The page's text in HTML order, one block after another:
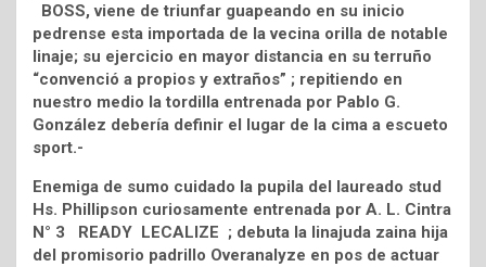
BOSS, viene de triunfar guapeando en su inicio
pedrense esta importada de la vecina orilla de notable
linaje; su ejercicio en mayor distancia en su terruño
“convenció a propios y extraños” ; repitiendo en
nuestro medio la tordilla entrenada por Pablo G.
González debería definir el lugar de la cima a escueto
sport.-
Enemiga de sumo cuidado la pupila del laureado stud
Hs. Phillipson curiosamente entrenada por A. L. Cintra
N° 3 READY LECALIZE ; debuta la linajuda zaina hija
del promisorio padrillo Overanalyze en pos de actuar